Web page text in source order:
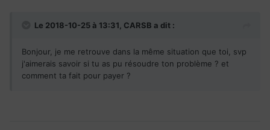
Le 2018-10-25 à 13:31, CARSB a dit :
Bonjour, je me retrouve dans la même situation que toi, svp
j'aimerais savoir si tu as pu résoudre ton problème ? et
comment ta fait pour payer ?